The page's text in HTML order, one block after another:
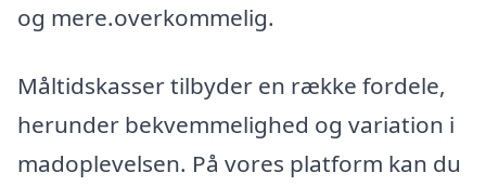
og mere.overkommelig.
Måltidskasser tilbyder en række fordele,
herunder bekvemmelighed og variation i
madoplevelsen. På vores platform kan du